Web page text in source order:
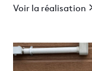
Voir la réalisation